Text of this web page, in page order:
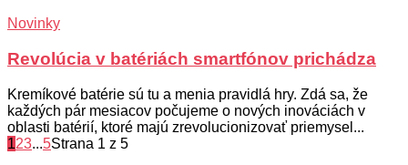
Novinky
Revolúcia v batériách smartfónov prichádza
Kremíkové batérie sú tu a menia pravidlá hry. Zdá sa, že
každých pár mesiacov počujeme o nových inováciách v
oblasti batérií, ktoré majú zrevolucionizovať priemysel...
123...5Strana 1 z 5